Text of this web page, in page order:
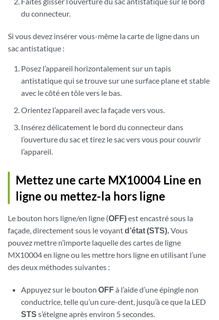
du connecteur.
Si vous devez insérer vous-même la carte de ligne dans un
sac antistatique :
Posez l’appareil horizontalement sur un tapis
antistatique qui se trouve sur une surface plane et stable
avec le côté en tôle vers le bas.
Orientez l’appareil avec la façade vers vous.
Insérez délicatement le bord du connecteur dans
l’ouverture du sac et tirez le sac vers vous pour couvrir
l’appareil.
Mettez une carte MX10004 Line en
ligne ou mettez-la hors ligne
Le bouton hors ligne/en ligne (OFF)est encastré sous la
façade, directement sous le voyantd’état (STS).Vous
pouvez mettre n’importe laquelle des cartes de ligne
MX10004 en ligne ou les mettre hors ligne en utilisant l’une
des deux méthodes suivantes :
Appuyez sur le boutonOFFà l’aide d’une épingle non
conductrice, telle qu’un cure-dent, jusqu’à ce que la LED
STS s’éteigne après environ 5 secondes.